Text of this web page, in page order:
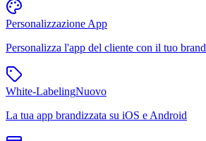
Personalizzazione App
Personalizza l'app del cliente con il tuo brand
White-LabelingNuovo
La tua app brandizzata su iOS e Android